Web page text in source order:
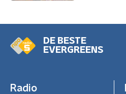
DE BESTE
EVERGREENS
Radio